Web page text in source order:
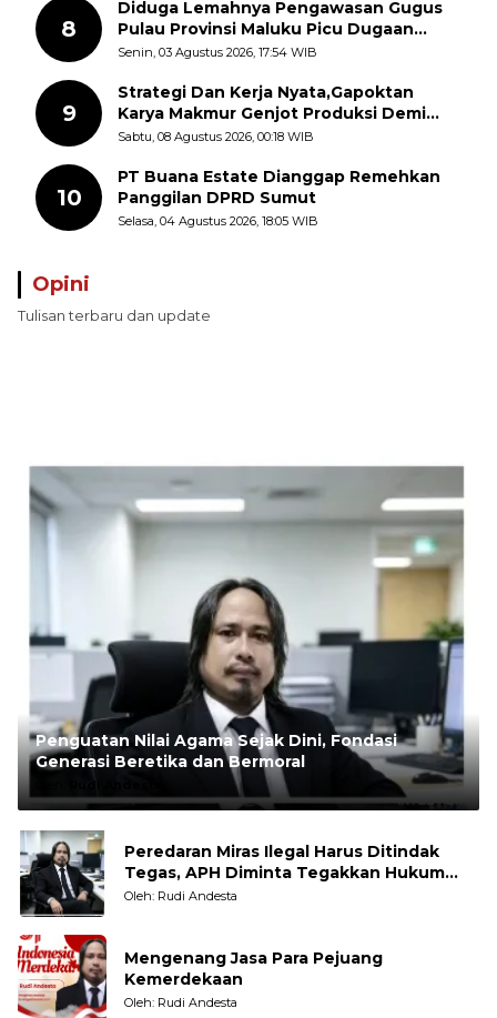
8
Diduga Lemahnya Pengawasan Gugus
Pulau Provinsi Maluku Picu Dugaan
Pungli terhadap Nelayan Bale-Bale di
Senin, 03 Agustus 2026, 17:54 WIB
9
Strategi Dan Kerja Nyata,Gapoktan
Karya Makmur Genjot Produksi Demi
Swasembada Pangan
Sabtu, 08 Agustus 2026, 00:18 WIB
10
PT Buana Estate Dianggap Remehkan
Panggilan DPRD Sumut
Selasa, 04 Agustus 2026, 18:05 WIB
Opini
Tulisan terbaru dan update
Penguatan Nilai Agama Sejak Dini, Fondasi
Generasi Beretika dan Bermoral
Rudi Andesta
Peredaran Miras Ilegal Harus Ditindak
Tegas, APH Diminta Tegakkan Hukum
Tanpa Pandang Bulu
Oleh: Rudi Andesta
Mengenang Jasa Para Pejuang
Kemerdekaan
Oleh: Rudi Andesta